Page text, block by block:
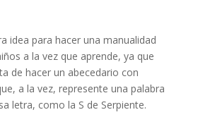
idea para hacer una manualidad
a la vez que aprende, ya que
de hacer un abecedario con
a la vez, represente una palabra
letra, como la S de Serpiente.